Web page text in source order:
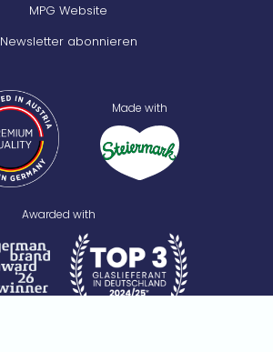
Made with
Awarded with
MPG Website
Newsletter abonnieren